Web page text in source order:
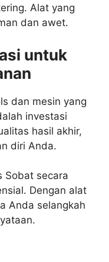
Alat yang
dan awet.
untuk
dan mesin yang
investasi
hasil akhir,
diri Anda.
Sobat secara
Dengan alat
Anda selangkah